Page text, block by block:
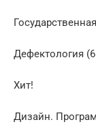
Дефектология
Хит!
Дизайн.